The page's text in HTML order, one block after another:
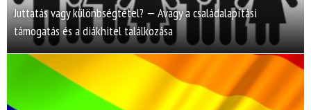
Juttatás vagy különbségtétel? — Avagy a családalapítási
támogatás és a diákhitel találkozása